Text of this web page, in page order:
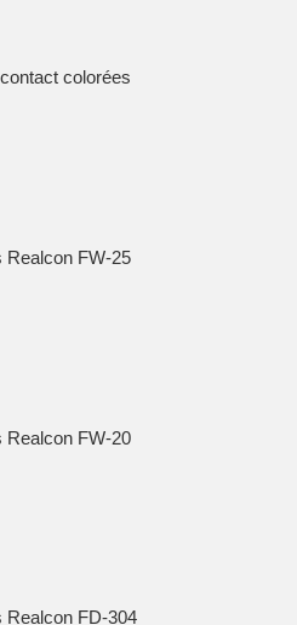
colorées
Realcon FW-25
Realcon FW-20
Realcon FD-304